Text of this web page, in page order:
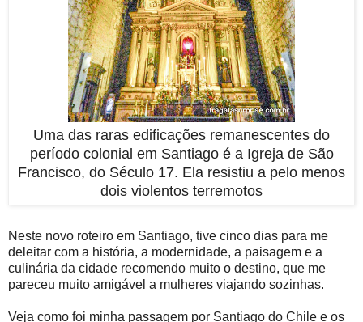
Uma das raras edificações remanescentes do
período colonial em Santiago é a Igreja de São
Francisco, do Século 17. Ela resistiu a pelo menos
dois violentos terremotos
Neste novo roteiro em Santiago, tive cinco dias para me
deleitar com a história, a modernidade, a paisagem e a
culinária da cidade recomendo muito o destino, que me
pareceu muito amigável a mulheres viajando sozinhas.
Veja como foi minha passagem por Santiago do Chile e os